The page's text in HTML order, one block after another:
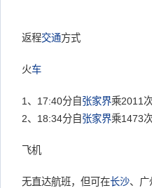
返程交通方式
火车
1、17:40分自张家界乘2011
2、18:34分自张家界乘1473
飞机
无直达航班，但可在长沙、广